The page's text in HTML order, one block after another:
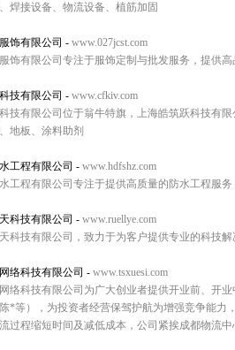
焊接设备、物流设备、植筋加固
饰有限公司 - www.027jcst.com
饰有限公司专注于服饰定制与批发服务，提供
技有限公司 - www.cfkiv.com
技有限公司位于翁牛特旗，上海皓筑跃科技有
地板、涂料助剂
工程有限公司 - www.hdfshz.com
工程有限公司专注于提供高质量的防水工程服
科技有限公司 - www.ruellye.com
科技有限公司，致力于为客户提供专业的科技
络科技有限公司 - www.tsxuesi.com
络科技有限公司为广大创业者提供开业前、开
*等），为投资者经营保驾护航为增强竞争能力
过程缩短时间及减低成本，公司紧挨成都物流